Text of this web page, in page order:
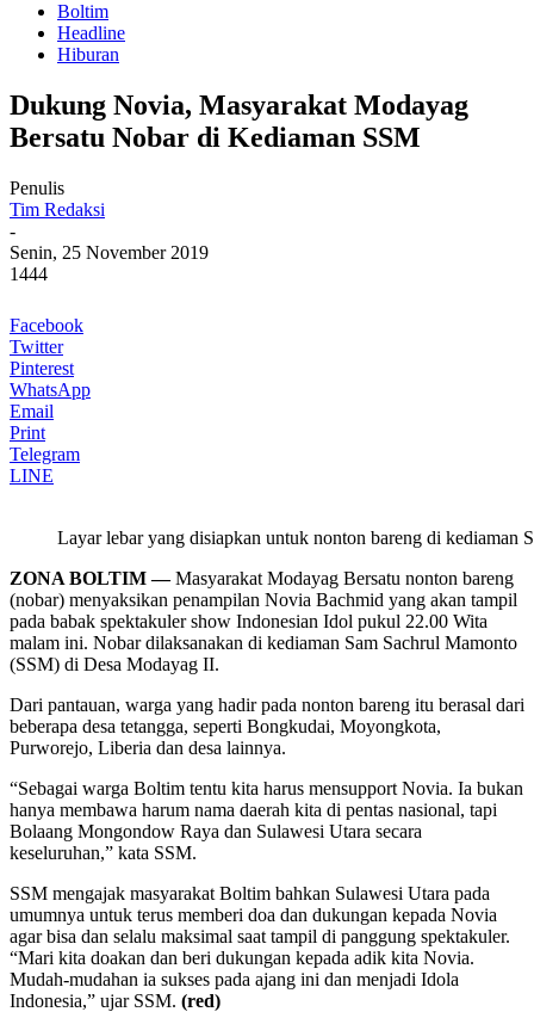
Boltim
Headline
Hiburan
Dukung Novia, Masyarakat Modayag
Bersatu Nobar di Kediaman SSM
Penulis
Tim Redaksi
-
Senin, 25 November 2019
1444
Facebook
Twitter
Pinterest
WhatsApp
Email
Print
Telegram
LINE
Layar lebar yang disiapkan untuk nonton bareng di kediaman
ZONA BOLTIM —Masyarakat Modayag Bersatu nonton bareng
(nobar) menyaksikan penampilan Novia Bachmid yang akan tampil
pada babak spektakuler show Indonesian Idol pukul 22.00 Wita
malam ini. Nobar dilaksanakan di kediaman Sam Sachrul Mamonto
(SSM) di Desa Modayag II.
Dari pantauan, warga yang hadir pada nonton bareng itu berasal dari
beberapa desa tetangga, seperti Bongkudai, Moyongkota,
Purworejo, Liberia dan desa lainnya.
“Sebagai warga Boltim tentu kita harus mensupport Novia. Ia bukan
hanya membawa harum nama daerah kita di pentas nasional, tapi
Bolaang Mongondow Raya dan Sulawesi Utara secara
keseluruhan,” kata SSM.
SSM mengajak masyarakat Boltim bahkan Sulawesi Utara pada
umumnya untuk terus memberi doa dan dukungan kepada Novia
agar bisa dan selalu maksimal saat tampil di panggung spektakuler.
“Mari kita doakan dan beri dukungan kepada adik kita Novia.
Mudah-mudahan ia sukses pada ajang ini dan menjadi Idola
Indonesia,” ujar SSM. (red)